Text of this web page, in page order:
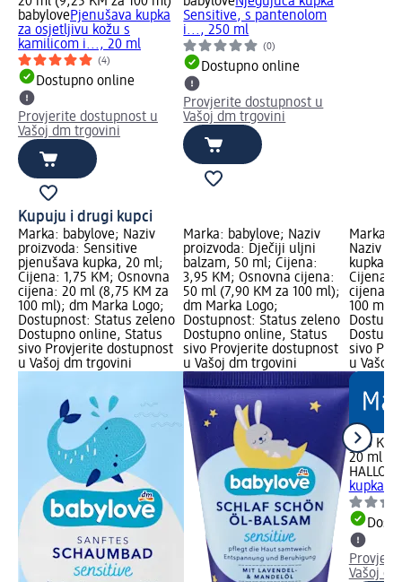
babylovePjenušava kupka
za osjetljivu kožu s
kamilicom i..., 20 ml
(4)
Dostupno online
Provjerite dostupnost u
Vašoj dm trgovini
Sensitive, s pantenolom
i..., 250 ml
(0)
Dostupno online
Provjerite dostupnost u
Vašoj dm trgovini
Kupuju i drugi kupci
Marka: babylove; Naziv
proizvoda: Sensitive
pjenušava kupka, 20 ml;
Cijena: 1,75 KM; Osnovna
cijena: 20 ml (8,75 KM za
100 ml); dm Marka Logo;
Dostupnost: Status zeleno
Dostupno online, Status
sivo Provjerite dostupnost
u Vašoj dm trgovini
Marka: babylove; Naziv
proizvoda: Dječiji uljni
balzam, 50 ml; Cijena:
3,95 KM; Osnovna cijena:
50 ml (7,90 KM za 100 ml);
dm Marka Logo;
Dostupnost: Status zeleno
Dostupno online, Status
sivo Provjerite dostupnost
u Vašoj dm trgovini
Marka:
Naziv
kupka
Cijena:
cijena:
100 ml);
sivo
u Vašoj
1,20 KM
20 ml
kupka
Vašoj